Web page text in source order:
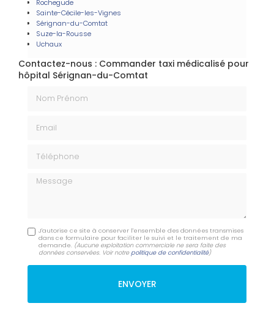
Rochegude
Sainte-Cécile-les-Vignes
Sérignan-du-Comtat
Suze-la-Rousse
Uchaux
Contactez-nous : Commander taxi médicalisé pour
hôpital Sérignan-du-Comtat
Message
J'autorise ce site à conserver l'ensemble des données transmises
dans ce formulaire pour faciliter le suivi et le traitement de ma
demande. (Aucune exploitation commerciale ne sera faite des
données conservées. Voir notrepolitique de confidentialité)